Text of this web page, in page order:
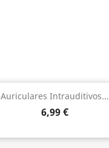
Auriculares Intrauditivos...
6,99 €